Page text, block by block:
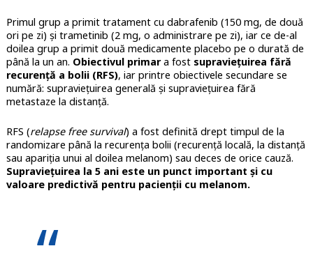
Primul grup a primit tratament cu dabrafenib (150 mg, de două
ori pe zi) și trametinib (2 mg, o administrare pe zi), iar ce de-al
doilea grup a primit două medicamente placebo pe o durată de
până la un an. Obiectivul primara fost supraviețuirea fără
recurență a bolii (RFS), iar printre obiectivele secundare se
numără: supraviețuirea generală și supraviețuirea fără
metastaze la distanță.
RFS (relapse free survival) a fost definită drept timpul de la
randomizare până la recurența bolii (recurență locală, la distanță
sau apariția unui al doilea melanom) sau deces de orice cauză.
Supraviețuirea la 5 ani este un punct important și cu
valoare predictivă pentru pacienții cu melanom.